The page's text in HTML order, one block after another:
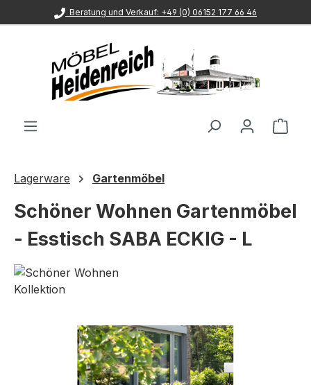
Zum Hauptinhalt springen
Beratung und Verkauf: +49 (0) 06152 177 66 46
Lagerware Gartenmöbel
Schöner Wohnen Gartenmöbel
- Esstisch SABA ECKIG - L
Bildergalerie überspringen